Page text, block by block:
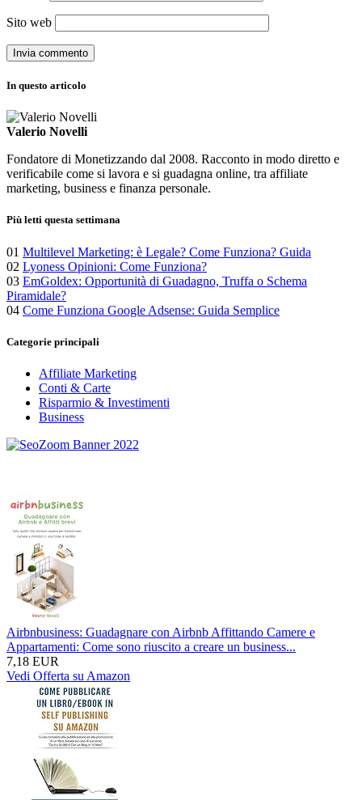
Sito web
In questo articolo
Valerio Novelli
Fondatore di Monetizzando dal 2008. Racconto in modo diretto e
verificabile come si lavora e si guadagna online, tra affiliate
marketing, business e finanza personale.
Più letti questa settimana
01 Multilevel Marketing: è Legale? Come Funziona? Guida
02 Lyoness Opinioni: Come Funziona?
03 EmGoldex: Opportunità di Guadagno, Truffa o Schema
Piramidale?
04 Come Funziona Google Adsense: Guida Semplice
Categorie principali
Affiliate Marketing
Conti & Carte
Risparmio & Investimenti
Business
Airbnbusiness: Guadagnare con Airbnb Affittando Camere e
Appartamenti: Come sono riuscito a creare un business...
7,18 EUR
Vedi Offerta su Amazon